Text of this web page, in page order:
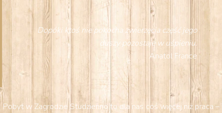
Dopóki ktoś nie pokocha zwierzęcia część jego
duszy pozostaje w uśpieniu.
Anatol France
Pobyt w Zagrodzie Studzienno to dla nas coś więcej niż praca –